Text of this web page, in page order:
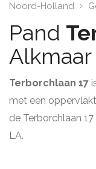
Noord-Holland
Pand
Alkmaar
Terborchlaan 17
met een
de Terborchlaan
LA.